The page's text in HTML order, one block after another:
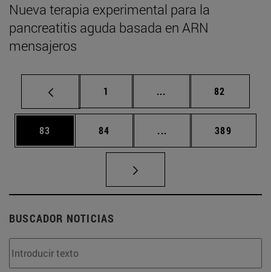
Nueva terapia experimental para la
pancreatitis aguda basada en ARN
mensajeros
Página
1 ... Páginas intermedias
Página
82
Página
83 Página
84 ... Páginas intermedias
Página
389
BUSCADOR NOTICIAS